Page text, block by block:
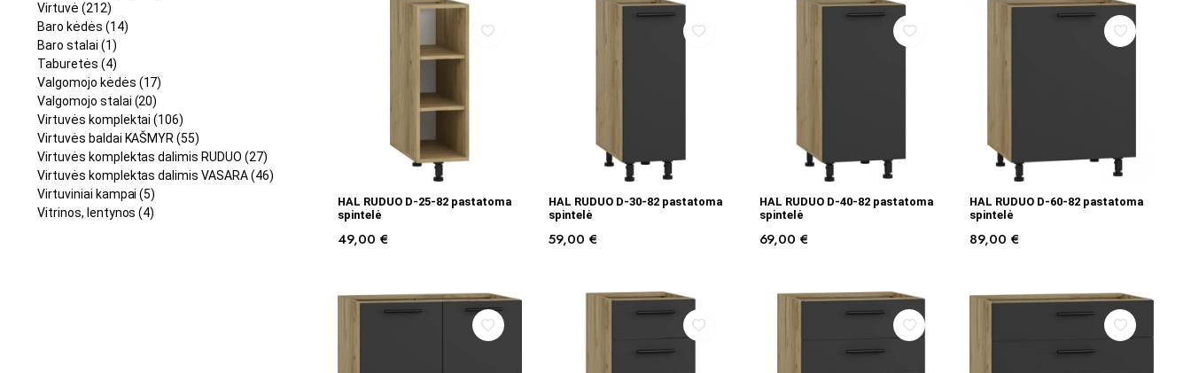
Į KREPŠELĮ
HAL RUDUO D-25-82 pastatoma
spintelė
49,00 €
Į KREPŠELĮ
HAL RUDUO D-30-82 pastatoma
spintelė
59,00 €
Į KREPŠELĮ
HAL RUDUO D-40-82 pastatoma
spintelė
69,00€
Į KREPŠELĮ
HAL RUDUO D-60-82 pastatoma
spintelė
89,00€
Virtuvė (212)
Baro kėdės (14)
Baro stalai (1)
Taburetės (4)
Valgomojo kėdės (17)
Valgomojo stalai (20)
Virtuvės komplektai (106)
Virtuvės baldai KAŠMYR (55)
Virtuvės komplektas dalimis RUDUO (27)
Virtuvės komplektas dalimis VASARA(46)
Virtuviniai kampai (5)
Vitrinos, lentynos (4)